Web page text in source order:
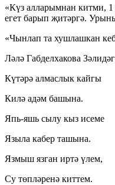
«Күз алларымнан китми,
егет барып җитәргә.
«Чынлап та хушлашкан
Ләлә Габделхакова
Күтәрә алмаслык кайгы
Килә адәм башына.
Япь-яшь сылу кыз исеме
Языла кабер ташына.
Язмыш язган иртә үлем,
Су төпләренә киттем.